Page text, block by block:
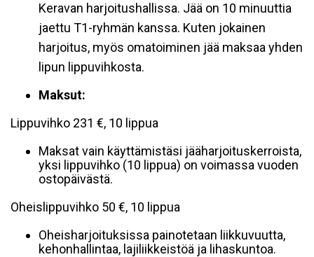
Keravan harjoitushallissa. Jää on 10 minuuttia
jaettu T1-ryhmän kanssa. Kuten jokainen
harjoitus, myös omatoiminen jää maksaa yhden
lipun lippuvihkosta.
Maksut:
Lippuvihko 231 €, 10 lippua
Maksat vain käyttämistäsi jääharjoituskerroista,
yksi lippuvihko (10 lippua) on voimassa vuoden
ostopäivästä.
Oheislippuvihko 50 €, 10 lippua
Oheisharjoituksissa painotetaan liikkuvuutta,
kehonhallintaa, lajiliikkeistöä ja lihaskuntoa.